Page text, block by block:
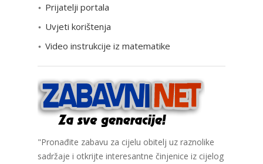
j Prijatelji portala
Uvjeti korištenja
Video instrukcije iz matematike
"Pronađite zabavu za cijelu obitelj uz raznolike
sadržaje i otkrijte interesantne činjenice iz cijelog